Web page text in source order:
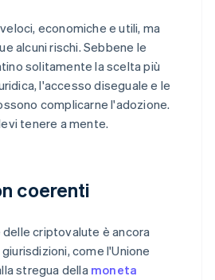
economiche e utili, ma
alcuni rischi. Sebbene le
solitamente la scelta più
l'accesso diseguale e le
complicarne l'adozione.
tenere a mente.
coerenti
criptovalute è ancora
come l'Unione
stregua della moneta